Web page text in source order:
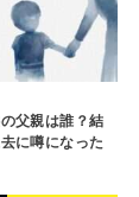
父親は誰？結
に噂になった